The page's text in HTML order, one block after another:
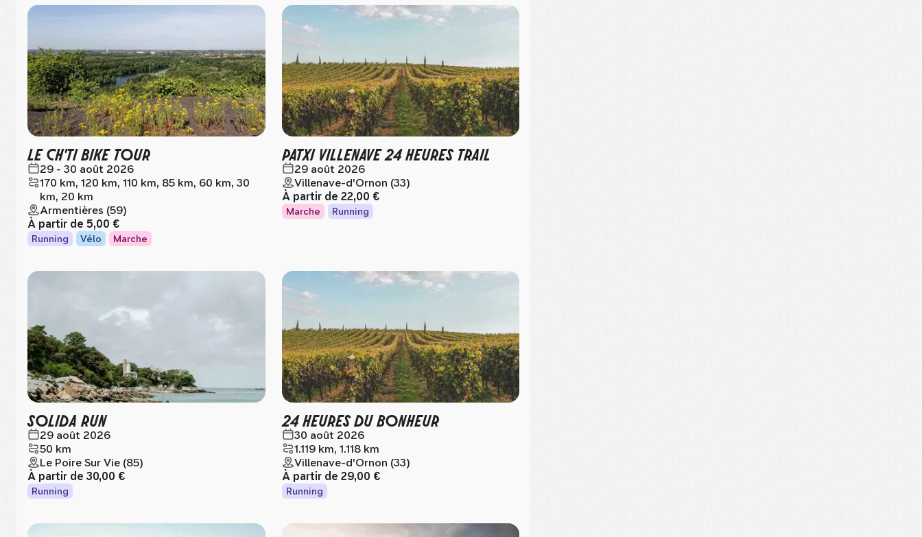
LE CH'TI BIKE TOUR
29 - 30 août 2026
170 km, 120 km, 110 km, 85 km, 60 km, 30
km, 20 km
Armentières (59)
À partir de 5,00 €
Running Vélo Marche
PATXI VILLENAVE 24 HEURES TRAIL
29 août 2026
Villenave-d'Ornon (33)
À partir de 22,00 €
Marche Running
SOLIDA RUN
29 août 2026
50 km
Le Poire Sur Vie (85)
À partir de 30,00 €
Running
24 HEURES DU BONHEUR
30 août 2026
1.119 km, 1.118 km
Villenave-d'Ornon (33)
À partir de 29,00 €
Running